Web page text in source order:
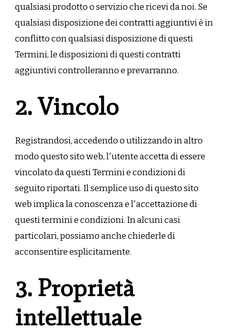
qualsiasi prodotto o servizio che ricevi da noi. Se
qualsiasi disposizione dei contratti aggiuntivi è in
conflitto con qualsiasi disposizione di questi
Termini, le disposizioni di questi contratti
aggiuntivi controlleranno e prevarranno.
2. Vincolo
Registrandosi, accedendo o utilizzando in altro
modo questo sito web, l'utente accetta di essere
vincolato da questi Termini e condizioni di
seguito riportati. Il semplice uso di questo sito
web implica la conoscenza e l'accettazione di
questi termini e condizioni. In alcuni casi
particolari, possiamo anche chiederle di
acconsentire esplicitamente.
3. Proprietà
intellettuale